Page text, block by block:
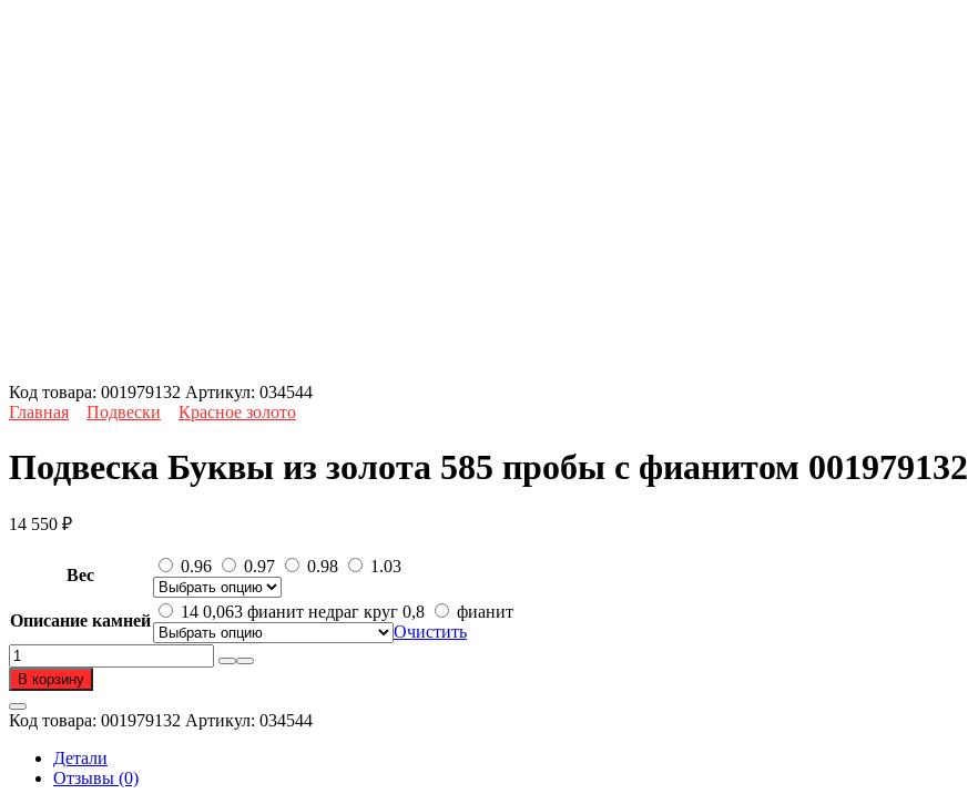
Код товара: 001979132 Артикул: 034544
Главная
Подвески Красное золото
Подвеска Буквы из золота 585 пробы с фианитом 001979132
14 550 ₽
Вес 0.96 0.97 0.98 1.03
Описание камней 14 0,063 фианит недраг круг 0,8
фианит
Очистить
Количество
товара
Подвеска
Буквы
из
золота
пробы
В корзину
Код товара: 001979132 Артикул: 034544
Детали
Отзывы (0)